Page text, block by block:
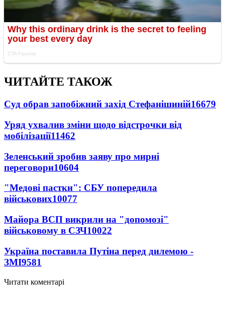
ЧИТАЙТЕ ТАКОЖ
Суд обрав запобіжний захід Стефанішиній16679
Уряд ухвалив зміни щодо відстрочки від
мобілізації11462
Зеленський зробив заяву про мирні
переговори10604
"Медові пастки": СБУ попередила
військових10077
Майора ВСП викрили на "допомозі"
військовому в СЗЧ10022
Україна поставила Путіна перед дилемою -
ЗМІ9581
Читати коментарі